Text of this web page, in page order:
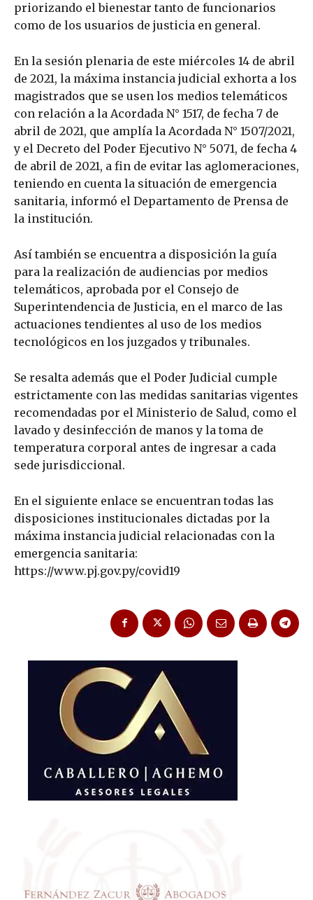
priorizando el bienestar tanto de funcionarios
como de los usuarios de justicia en general.
En la sesión plenaria de este miércoles 14 de abril
de 2021, la máxima instancia judicial exhorta a los
magistrados que se usen los medios telemáticos
con relación a la Acordada N° 1517, de fecha 7 de
abril de 2021, que amplía la Acordada N° 1507/2021,
y el Decreto del Poder Ejecutivo N° 5071, de fecha 4
de abril de 2021, a fin de evitar las aglomeraciones,
teniendo en cuenta la situación de emergencia
sanitaria, informó el Departamento de Prensa de
la institución.
Así también se encuentra a disposición la guía
para la realización de audiencias por medios
telemáticos, aprobada por el Consejo de
Superintendencia de Justicia, en el marco de las
actuaciones tendientes al uso de los medios
tecnológicos en los juzgados y tribunales.
Se resalta además que el Poder Judicial cumple
estrictamente con las medidas sanitarias vigentes
recomendadas por el Ministerio de Salud, como el
lavado y desinfección de manos y la toma de
temperatura corporal antes de ingresar a cada
sede jurisdiccional.
En el siguiente enlace se encuentran todas las
disposiciones institucionales dictadas por la
máxima instancia judicial relacionadas con la
emergencia sanitaria:
https://www.pj.gov.py/covid19